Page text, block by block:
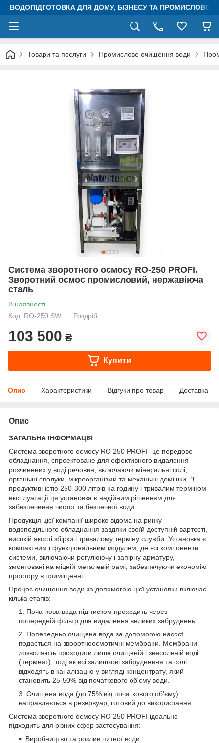
ВОДОПІДГОТОВКА ДЛЯ ДОМУ, БІЗНЕСУ ТА
Товари та послуги Промислове очищення води
Система зворотного осмосу RO-250 PROFI.
Зворотний осмос промисловий, нержавіюча
сталь
В наявності
Код: RO-250 SW
Роздріб
103 500 ₴
Купити
Опис Характеристики Відгуки про товар Доставка
Опис
ЗАГАЛЬНА ІНФОРМАЦІЯ
Система зворотного осмосу RO 250 PROFI- це передове
обладнання, спроектоване для ефективного видалення
розчинених у воді речовин, включаючи мінеральні солі,
органічні сполуки, мікроорганізми та механічні домішки. З
продуктивністю 250-300 літрів на годину і тривалим терміном
експлуатації ця установка є надійним рішенням для
забезпечення чистої та безпечної води.
Продукція цієї компанії широко відома на ринку
водоподільного обладнання завдяки своїй доступній вартості,
високій якості збірки і тривалому терміну служби. Установка є
компактним і функціональним модулем, де всі компоненти
системи, включаючи регулюючу і запірну арматуру,
змонтовані на міцній металевій рамі, забезпечуючи економію
простору в приміщенні.
Процес очищення води за допомогою цієї установки включає
кілька етапів:
Початкова вода під тиском проходить через
попередній фільтр для видалення великих забруднень.
Попередньо очищена вода за допомогою насосf
подається на зворотноосмотичні мембрани. Мембрани
дозволяють проходити лише очищеній і знесоленій воді
(пермеат), тоді як всі залишкові забруднення та солі
відходять в каналізацію у вигляді концентрату, який
становить 25-50% від початкового об'єму води.
Очищена вода (до 75% від початкового об'єму)
направляється в резервуар, готовий до використання.
Система зворотного осмосу RO 250 PROFI ідеально
підходить для різних сфер застосування:
Виробництво та розлив питної води.